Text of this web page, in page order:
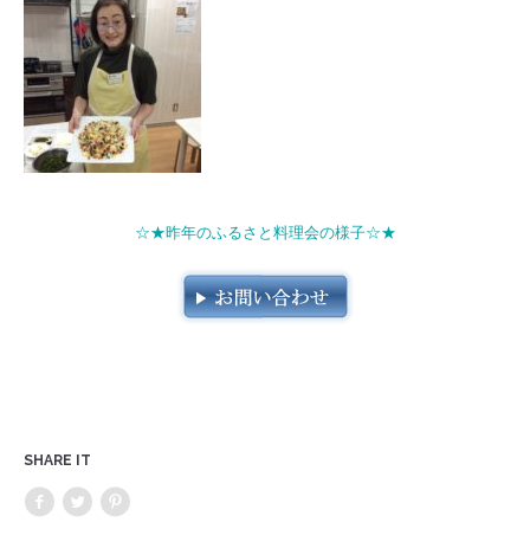
☆★昨年のふるさと料理会の様子☆★
SHARE IT